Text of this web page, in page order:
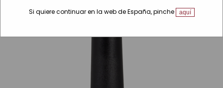
Si quiere continuar en la web de España, pinche aquí